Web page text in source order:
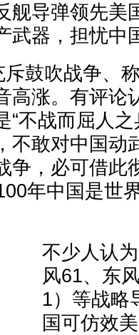
舰导弹领先美
武器，担忧中
斥鼓吹战争、
高涨。有评论
“不战而屈人
不敢对中国动
争，必可借此
年中国是世
不少人认
风61、东
1）等战略
国可仿效